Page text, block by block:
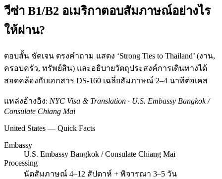
วีซ่า B1/B2 อเมริกาตอบสัมภาษณ์อย่างไร
ให้ผ่าน?
ตอบสั้น ชัดเจน ตรงคำถาม แสดง ‘Strong Ties to Thailand’ (งาน,
ครอบครัว, ทรัพย์สิน) และอธิบายวัตถุประสงค์การเดินทางได้
สอดคล้องกับเอกสาร DS-160 เฉลี่ยสัมภาษณ์ 2–4 นาทีต่อเคส
แหล่งอ้างอิง: NYC Visa & Translation · U.S. Embassy Bangkok /
Consulate Chiang Mai
United States — Quick Facts
Embassy
U.S. Embassy Bangkok / Consulate Chiang Mai
Processing
นัดสัมภาษณ์ 4–12 สัปดาห์ + พิจารณา 3–5 วัน